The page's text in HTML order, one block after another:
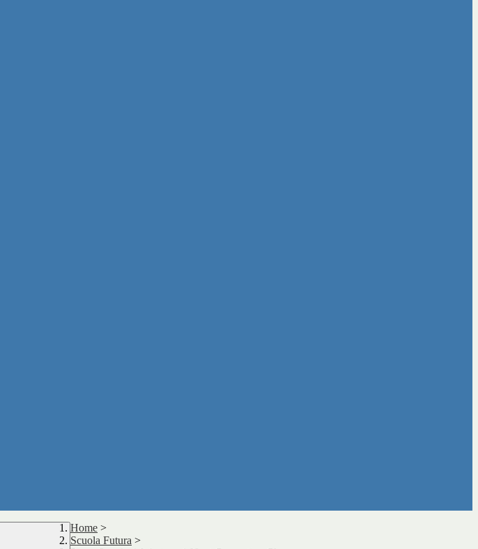
Home >
Scuola Futura >